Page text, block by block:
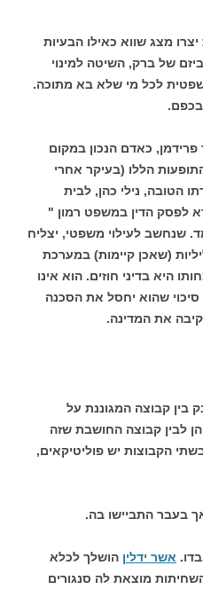
מצג שווא כאילו הבעיות
של ברק, השיטה למינוי
לכל מי שלא בא מתוכה.
בכפם.
כאדם הנכון במקום
הללו (בעיקר אחרי
הטובה, נילי כהן, לבית
לפסק הדין במשפט רמון "
שנחשב לעילוי משפטי, יצליח
(שאכן קיימות) במערכת
היא בדיני חוזים. הוא אינו
שהוא יחסל את הסכנה
את המדינה.
בין קבוצה המגוננת על
לבין קבוצה החושבת שזה
הקבוצות יש פוליטיקאים,
בעבר התביישו בה.
אשר ידלין הושלך לכלא
מוצאת לה סנגורים